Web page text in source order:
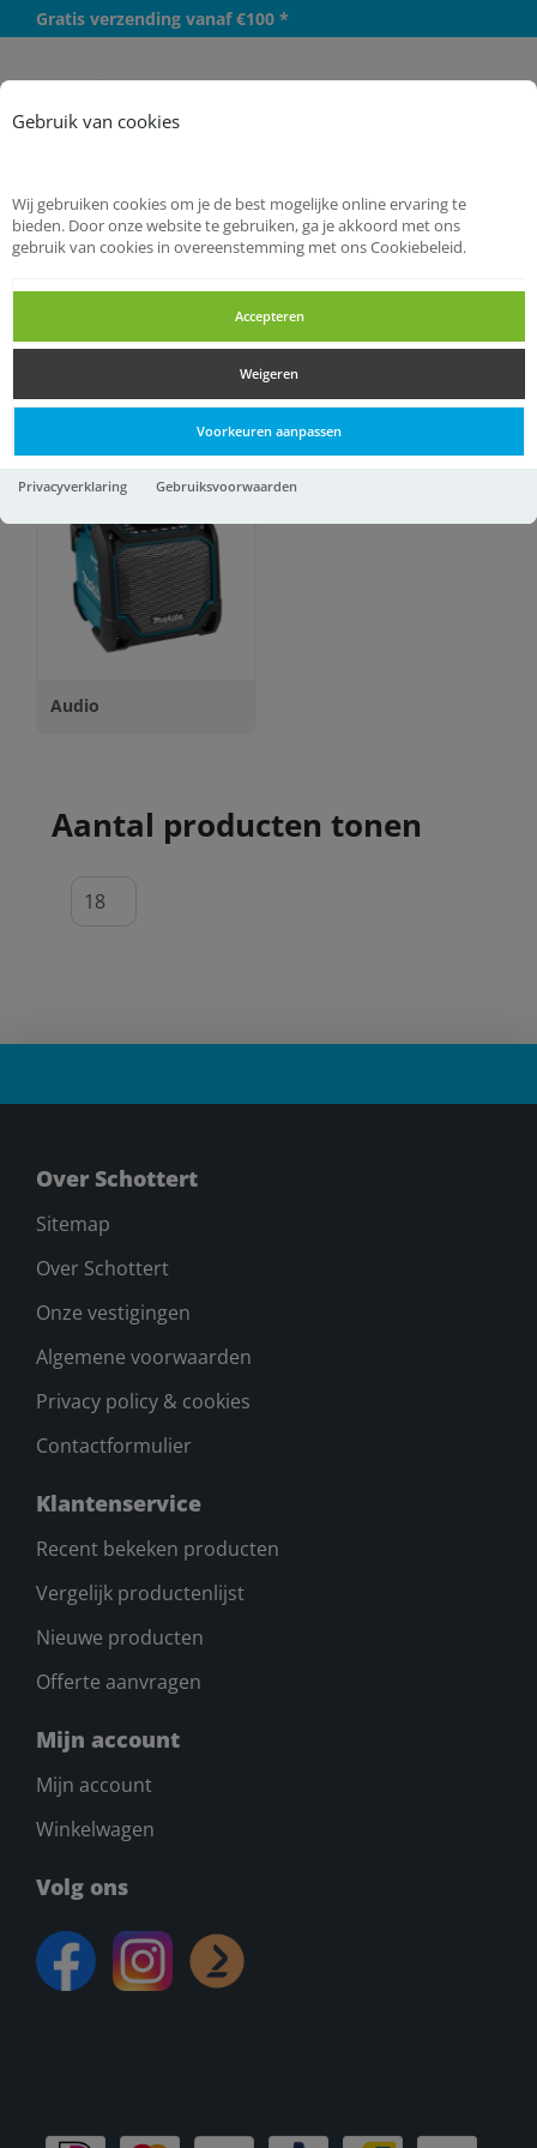
Gebruik van cookies
Wij gebruiken cookies om je de best mogelijke online ervaring te
bieden. Door onze website te gebruiken, ga je akkoord met ons
gebruik van cookies in overeenstemming met ons Cookiebeleid.
Accepteren
Weigeren
Voorkeuren aanpassen
Privacyverklaring Gebruiksvoorwaarden
Gratis verzending vanaf €100 *
Startpagina Elektra Radio tv Audio
Radio tv Audio
Audio
Aantal producten tonen
Over Schottert
Sitemap
Over Schottert
Onze vestigingen
Algemene voorwaarden
Privacy policy & cookies
Contactformulier
Klantenservice
Recent bekeken producten
Vergelijk productenlijst
Nieuwe producten
Offerte aanvragen
Mijn account
Mijn account
Winkelwagen
Volg ons